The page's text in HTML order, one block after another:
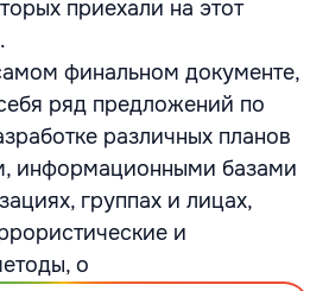
приехали на этот
финальном документе,
ряд предложений по
различных планов
информационными базами
группах и лицах,
и
о